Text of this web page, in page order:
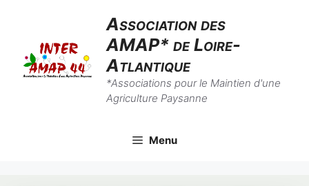
contenu
Association des
AMAP* de Loire-
Atlantique
*Associations pour le Maintien d'une
Agriculture Paysanne
Menu